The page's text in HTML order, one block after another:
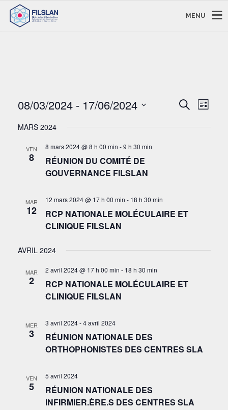
MENU
Recherche
DE
Liste
08/03/2024 - 17/06/2024
une
MARS 2024
VEN
8
8 mars 2024 @ 8 h 00 min -9 h 30 min
RÉUNION DU COMITÉ DE
GOUVERNANCE FILSLAN
MAR
12
12 mars 2024 @ 17 h 00 min - 18 h 30 min
RCP NATIONALE MOLÉCULAIRE ET
CLINIQUE FILSLAN
AVRIL 2024
MAR
2
2 avril 2024 @ 17 h 00 min - 18 h 30 min
RCP NATIONALE MOLÉCULAIRE ET
CLINIQUE FILSLAN
MER
3
3 avril 2024-4 avril 2024
RÉUNION NATIONALE DES
ORTHOPHONISTES DES CENTRES SLA
VEN
5
5 avril 2024
RÉUNION NATIONALE DES
INFIRMIER.ÈRE.S DES CENTRES SLA